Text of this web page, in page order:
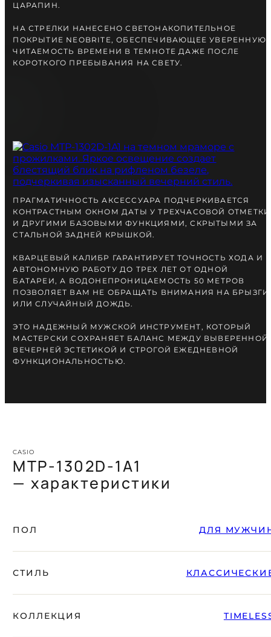
ЦАРАПИН.
НА СТРЕЛКИ НАНЕСЕНО СВЕТОНАКОПИТЕЛЬНОЕ
ПОКРЫТИЕ NEOBRITE, ОБЕСПЕЧИВАЮЩЕЕ УВЕРЕННУЮ
ЧИТАЕМОСТЬ ВРЕМЕНИ В ТЕМНОТЕ ДАЖЕ ПОСЛЕ
КОРОТКОГО ПРЕБЫВАНИЯ НА СВЕТУ.
ПРАГМАТИЧНОСТЬ АКСЕССУАРА ПОДЧЕРКИВАЕТСЯ
КОНТРАСТНЫМ ОКНОМ ДАТЫ У ТРЕХЧАСОВОЙ ОТМЕТКИ
И ДРУГИМИ БАЗОВЫМИ ФУНКЦИЯМИ, СКРЫТЫМИ ЗА
СТАЛЬНОЙ ЗАДНЕЙ КРЫШКОЙ.
КВАРЦЕВЫЙ КАЛИБР ГАРАНТИРУЕТ ТОЧНОСТЬ ХОДА И
АВТОНОМНУЮ РАБОТУ ДО ТРЕХ ЛЕТ ОТ ОДНОЙ
БАТАРЕИ, А ВОДОНЕПРОНИЦАЕМОСТЬ 50 МЕТРОВ
ПОЗВОЛЯЕТ ВАМ НЕ ОБРАЩАТЬ ВНИМАНИЯ НА БРЫЗГИ
ИЛИ СЛУЧАЙНЫЙ ДОЖДЬ.
ЭТО НАДЕЖНЫЙ МУЖСКОЙ ИНСТРУМЕНТ, КОТОРЫЙ
МАСТЕРСКИ СОХРАНЯЕТ БАЛАНС МЕЖДУ ВЫВЕРЕННОЙ
ВЕЧЕРНЕЙ ЭСТЕТИКОЙ И СТРОГОЙ ЕЖЕДНЕВНОЙ
ФУНКЦИОНАЛЬНОСТЬЮ.
CASIO
MTP-1302D-1A1
— характеристики
ПОЛ ДЛЯ
СТИЛЬ
КОЛЛЕКЦИЯ